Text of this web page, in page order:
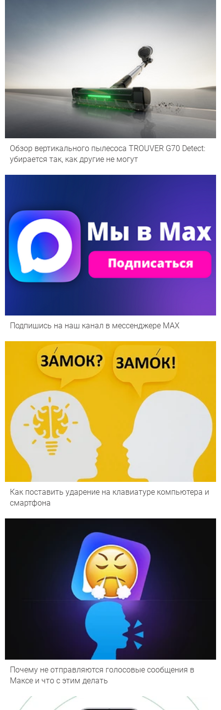
Обзор вертикального пылесоса TROUVER G70 Detect:
убирается так, как другие не могут
Подпишись на наш канал в мессенджере МАХ
Как поставить ударение на клавиатуре компьютера и
смартфона
Почему не отправляются голосовые сообщения в
Максе и что с этим делать